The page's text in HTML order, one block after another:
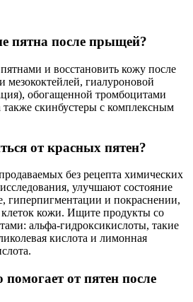
пятна после прыщей?
и восстановить кожу после
мезококтейлей, гиалуроновой
обогащенной тромбоцитами
также скинбустеры с комплексным
от красных пятен?
без рецепта химических
улучшают состояние
гиперпигментации и покраснении,
кожи. Ищите продукты со
альфа-гидроксикислоты, такие
кислота и лимонная
от пятен после